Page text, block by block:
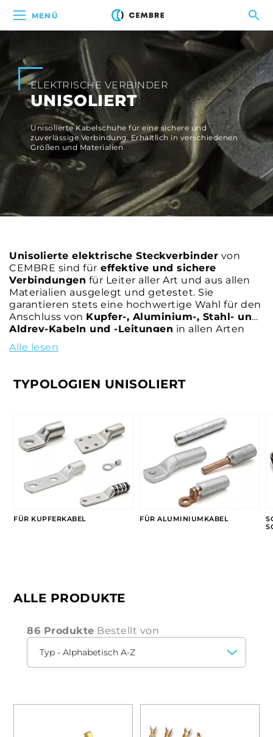
MENÜ
ELEKTRISCHE VERBINDER
UNISOLIERT
Unisolierte Kabelschuhe für eine sichere und
zuverlässige Verbindung. Erhältlich in verschiedenen
Größen und Materialien
Unisolierte elektrische Steckverbinder von
CEMBRE sind für effektive und sichere
Verbindungen für Leiter aller Art und aus allen
Materialien ausgelegt und getestet. Sie
garantieren stets eine hochwertige Wahl für den
Anschluss von Kupfer-, Aluminium-, Stahl- und
Aldrey-Kabeln und -Leitungen in allen Arten
von Nieder-, Mittel- und Hochspannungs-Erd-
und Luftanwendungen
Ihnen die Auswahl vonKupfer-,Stahl-
bimetallischen Kabelschuhen, Kupplungen
speziellenfarbcodierten
schmelzbaren
Schraub-undmechanischen
Verriegelungsversionen
erhältlich sind.
Alle lesen
TYPOLOGIEN UNISOLIERT
FÜR KUPFERKABEL FÜR ALUMINIUMKABEL
ALLE PRODUKTE
86 Produkte Bestellt von